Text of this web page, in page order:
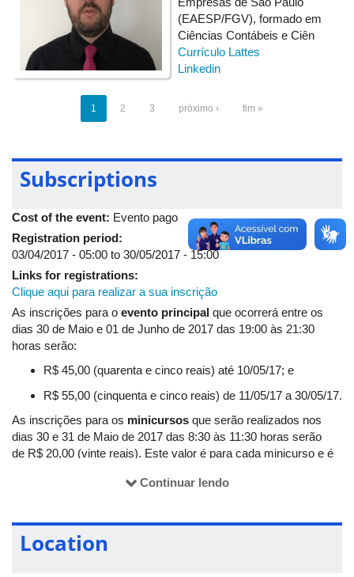
(EAESP/FGV), formado em
Ciências Contábeis e Ciên
Currículo Lattes
Linkedin
1 2 3 próximo › fim »
Subscriptions
Cost of the event: Evento pago
Registration period:
03/04/2017 - 05:00 to 30/05/2017 - 15:00
Links for registrations:
Clique aqui para realizar a sua inscrição
As inscrições para o evento principal que ocorrerá entre os
dias 30 de Maio e 01 de Junho de 2017 das 19:00 às 21:30
horas serão:
R$ 45,00 (quarenta e cinco reais) até 10/05/17; e
R$ 55,00 (cinquenta e cinco reais) de 11/05/17 a 30/05/17.
As inscrições para os minicursos que serão realizados nos
dias 30 e 31 de Maio de 2017 das 8:30 às 11:30 horas serão
de R$ 20,00 (vinte reais). Este valor é para cada minicurso e é
minicurso é limitada à 45 pessoas.
Continuar lendo
Location